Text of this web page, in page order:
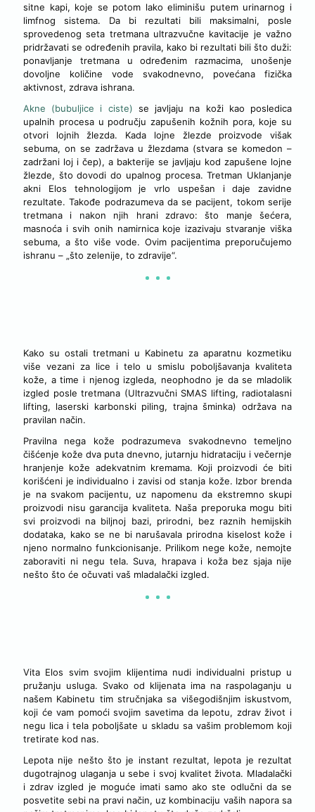
sitne kapi, koje se potom lako eliminišu putem urinarnog i
limfnog sistema. Da bi rezultati bili maksimalni, posle
sprovedenog seta tretmana ultrazvučne kavitacije je važno
pridržavati se određenih pravila, kako bi rezultati bili što duži:
ponavljanje tretmana u određenim razmacima, unošenje
dovoljne količine vode svakodnevno, povećana fizička
aktivnost, zdrava ishrana.
Akne (bubuljice i ciste) se javljaju na koži kao posledica
upalnih procesa u području zapušenih kožnih pora, koje su
otvori lojnih žlezda. Kada lojne žlezde proizvode višak
sebuma, on se zadržava u žlezdama (stvara se komedon –
zadržani loj i čep), a bakterije se javljaju kod zapušene lojne
žlezde, što dovodi do upalnog procesa. Tretman Uklanjanje
akni Elos tehnologijom je vrlo uspešan i daje zavidne
rezultate. Takođe podrazumeva da se pacijent, tokom serije
tretmana i nakon njih hrani zdravo: što manje šećera,
masnoća i svih onih namirnica koje izazivaju stvaranje viška
sebuma, a što više vode. Ovim pacijentima preporučujemo
ishranu – „što zelenije, to zdravije“.
Kako su ostali tretmani u Kabinetu za aparatnu kozmetiku
više vezani za lice i telo u smislu poboljšavanja kvaliteta
kože, a time i njenog izgleda, neophodno je da se mladolik
izgled posle tretmana (Ultrazvučni SMAS lifting, radiotalasni
lifting, laserski karbonski piling, trajna šminka) održava na
pravilan način.
Pravilna nega kože podrazumeva svakodnevno temeljno
čišćenje kože dva puta dnevno, jutarnju hidrataciju i večernje
hranjenje kože adekvatnim kremama. Koji proizvodi će biti
korišćeni je individualno i zavisi od stanja kože. Izbor brenda
je na svakom pacijentu, uz napomenu da ekstremno skupi
proizvodi nisu garancija kvaliteta. Naša preporuka mogu biti
svi proizvodi na biljnoj bazi, prirodni, bez raznih hemijskih
dodataka, kako se ne bi narušavala prirodna kiselost kože i
njeno normalno funkcionisanje. Prilikom nege kože, nemojte
zaboraviti ni negu tela. Suva, hrapava i koža bez sjaja nije
nešto što će očuvati vaš mladalački izgled.
Vita Elos svim svojim klijentima nudi individualni pristup u
pružanju usluga. Svako od klijenata ima na raspolaganju u
našem Kabinetu tim stručnjaka sa višegodišnjim iskustvom,
koji će vam pomoći svojim savetima da lepotu, zdrav život i
negu lica i tela poboljšate u skladu sa vašim problemom koji
tretirate kod nas.
Lepota nije nešto što je instant rezultat, lepota je rezultat
dugotrajnog ulaganja u sebe i svoj kvalitet života. Mladalački
i zdrav izgled je moguće imati samo ako ste odlučni da se
posvetite sebi na pravi način, uz kombinaciju vaših napora sa